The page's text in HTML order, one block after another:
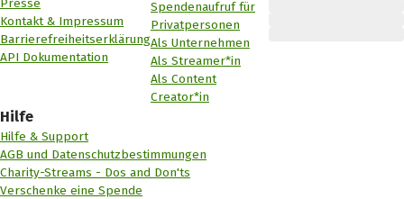
Kontakt & Impressum
Barrierefreiheitserklärung
API Dokumentation
Spendenaufruf für
Privatpersonen
Als Unternehmen
Als Streamer*in
Als Content
Creator*in
Hilfe
Hilfe & Support
AGB und Datenschutzbestimmungen
Charity-Streams - Dos and Don'ts
Verschenke eine Spende